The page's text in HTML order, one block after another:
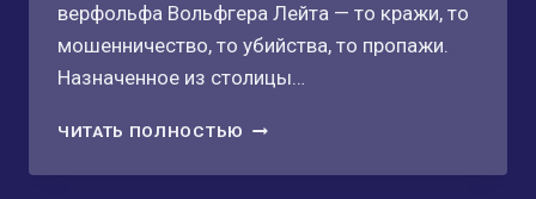
верфольфа Вольфгера Лейта — то кражи, то
мошенничество, то убийства, то пропажи.
Назначенное из столицы…
ЧИТАТЬ ПОЛНОСТЬЮ ОПЕРАЦИЯ
СЕРДЦЕ»